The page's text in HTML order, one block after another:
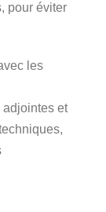
pour éviter
les
adjointes et